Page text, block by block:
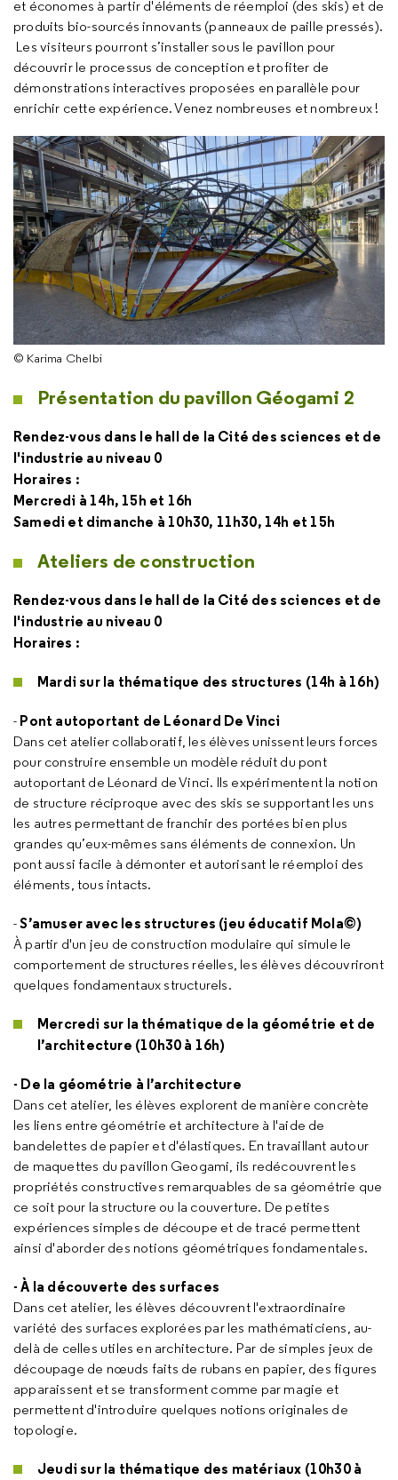
et économes à partir d'éléments de réemploi (des skis) et de
produits bio-sourcés innovants (panneaux de paille pressés).
Les visiteurs pourront s’installer sous le pavillon pour
découvrir le processus de conception et profiter de
démonstrations interactives proposées en parallèle pour
enrichir cette expérience. Venez nombreuses et nombreux !
© Karima Chelbi
Présentation du pavillon Géogami 2
Rendez-vous dans le hall de la Cité des sciences et de
l'industrie au niveau 0
Horaires :
Mercredi à 14h, 15h et 16h
Samedi et dimanche à 10h30, 11h30, 14h et 15h
Ateliers de construction
Rendez-vous dans le hall de la Cité des sciences et de
l'industrie au niveau 0
Horaires :
Mardi sur la thématique des structures (14h à 16h)
- Pont autoportant de Léonard De Vinci
Dans cet atelier collaboratif, les élèves unissent leurs forces
pour construire ensemble un modèle réduit du pont
autoportant de Léonard de Vinci. Ils expérimentent la notion
de structure réciproque avec des skis se supportant les uns
les autres permettant de franchir des portées bien plus
grandes qu’eux-mêmes sans éléments de connexion. Un
pont aussi facile à démonter et autorisant le réemploi des
éléments, tous intacts.
-S’amuser avec les structures (jeu éducatif Mola©)
À partir d'un jeu de construction modulaire qui simule le
comportement de structures réelles, les élèves découvriront
quelques fondamentaux structurels.
Mercredi sur la thématique de la géométrie et de
l’architecture (10h30 à 16h)
- De la géométrie à l’architecture
Dans cet atelier, les élèves explorent de manière concrète
les liens entre géométrie et architecture à l'aide de
bandelettes de papier et d'élastiques. En travaillant autour
de maquettes du pavillon Geogami, ils redécouvrent les
propriétés constructives remarquables de sa géométrie que
ce soit pour la structure ou la couverture. De petites
expériences simples de découpe et de tracé permettent
ainsi d'aborder des notions géométriques fondamentales.
- À la découverte des surfaces
Dans cet atelier, les élèves découvrent l'extraordinaire
variété des surfaces explorées par les mathématiciens, au-
delà de celles utiles en architecture. Par de simples jeux de
découpage de nœuds faits de rubans en papier, des figures
apparaissent et se transforment comme par magie et
permettent d'introduire quelques notions originales de
topologie.
Jeudi sur la thématique des matériaux (10h30 à